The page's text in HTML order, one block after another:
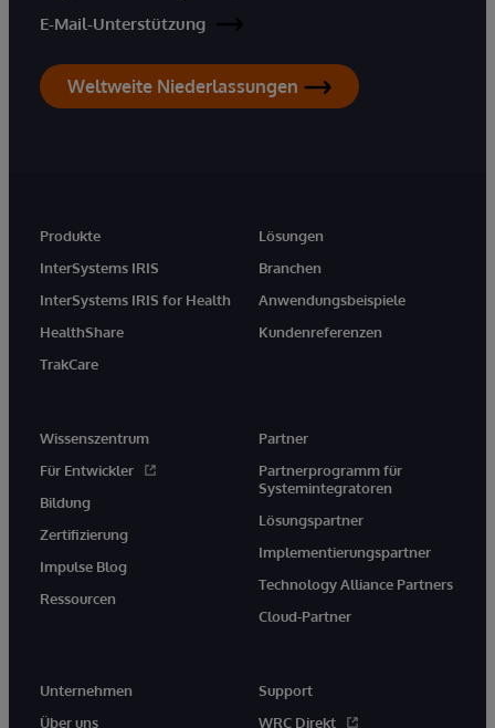
E-Mail-Unterstützung
Weltweite Niederlassungen
Produkte
InterSystems IRIS
InterSystems IRIS for Health
HealthShare
TrakCare
Lösungen
Branchen
Anwendungsbeispiele
Kundenreferenzen
Wissenszentrum
Für Entwickler
Bildung
Zertifizierung
Impulse Blog
Ressourcen
Partner
Partnerprogramm für
Systemintegratoren
Lösungspartner
Implementierungspartner
Technology Alliance Partners
Cloud-Partner
Unternehmen
Über uns
Support
WRC Direkt